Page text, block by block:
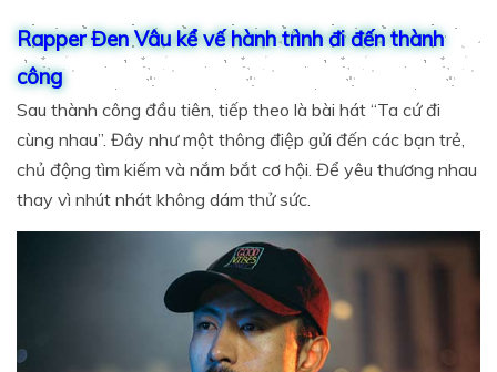
Rapper Đen Vâu kể vế hành trình đi đến thành
công
Sau thành công đầu tiên, tiếp theo là bài hát “Ta cứ đi
cùng nhau”. Đây như một thông điệp gửi đến các bạn trẻ,
chủ động tìm kiếm và nắm bắt cơ hội. Để yêu thương nhau
thay vì nhút nhát không dám thử sức.